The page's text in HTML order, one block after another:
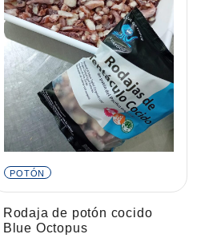
POTÓN
Rodaja de potón cocido
Blue Octopus